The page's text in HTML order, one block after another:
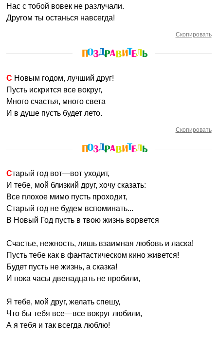
Нас с тобой вовек не разлучали.
Другом ты останься навсегда!
Скопировать
С Новым годом, лучший друг!
Пусть искрится все вокруг,
Много счастья, много света
И в душе пусть будет лето.
Скопировать
Старый год вот—вот уходит,
И тебе, мой близкий друг, хочу сказать:
Все плохое мимо пусть проходит,
Старый год не будем вспоминать...
В Новый Год пусть в твою жизнь ворвется
Счастье, нежность, лишь взаимная любовь и ласка!
Пусть тебе как в фантастическом кино живется!
Будет пусть не жизнь, а сказка!
И пока часы двенадцать не пробили,
Я тебе, мой друг, желать спешу,
Что бы тебя все—все вокруг любили,
А я тебя и так всегда люблю!